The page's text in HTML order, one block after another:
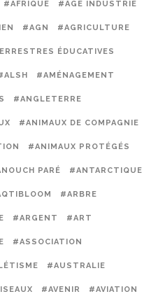
#AFRIQUE #ÂGE INDUSTRIE
#AGN #AGRICULTURE
ÉDUCATIVES
#AMÉNAGEMENT
#ANGLETERRE
#ANIMAUX DE COMPAGNIE
#ANIMAUX PROTÉGÉS
PARÉ #ANTARCTIQUE
#ARBRE
#ARGENT #ART
#ASSOCIATION
#AUSTRALIE
#AVENIR #AVIATION